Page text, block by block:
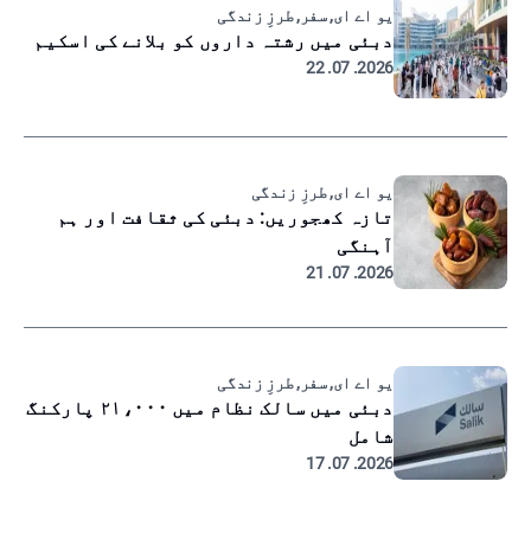
یو اے ای, سفر, طرزِ زندگی
دبئی میں رشتہ داروں کو بلانے کی اسکیم
2026. 07. 22
یو اے ای, طرزِ زندگی
تازہ کھجوریں: دبئی کی ثقافت اور ہم
آہنگی
2026. 07. 21
یو اے ای, سفر, طرزِ زندگی
دبئی میں سالک نظام میں ۲۱،۰۰۰ پارکنگ
شامل
2026. 07. 17